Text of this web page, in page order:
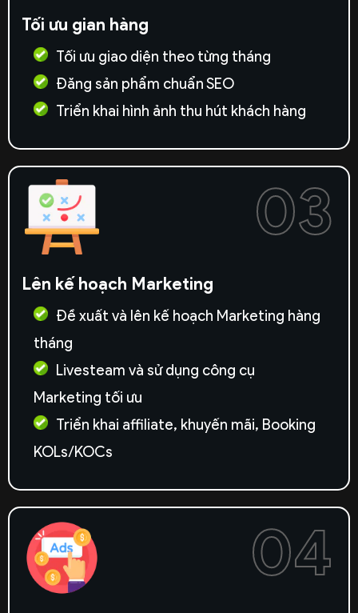
Tối ưu gian hàng
Tối ưu giao diện theo từng tháng
Đăng sản phẩm chuẩn SEO
Triển khai hình ảnh thu hút khách hàng
03
Lên kế hoạch Marketing
Đề xuất và lên kế hoạch Marketing hàng
tháng
Livesteam và sử dụng công cụ
Marketing tối ưu
Triển khai affiliate, khuyến mãi, Booking
KOLs/KOCs
04